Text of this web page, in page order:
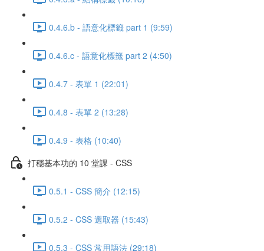
0.4.6.b - 語意化標籤 part 1 (9:59)
0.4.6.c - 語意化標籤 part 2 (4:50)
0.4.7 - 表單 1 (22:01)
0.4.8 - 表單 2 (13:28)
0.4.9 - 表格 (10:40)
打穩基本功的 10 堂課 - CSS
0.5.1 - CSS 簡介 (12:15)
0.5.2 - CSS 選取器 (15:43)
0.5.3 - CSS 常用語法 (29:18)